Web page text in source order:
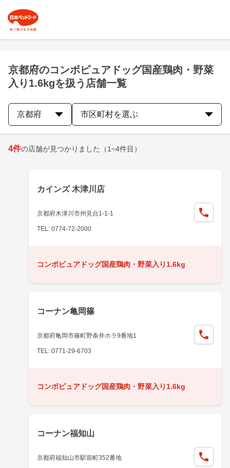
京都府のコンボピュアドッグ国産鶏肉・野菜
入り1.6kgを扱う店舗一覧
京都府 市区町村を選ぶ
4件の店舗が見つかりました （1~4件目）
カインズ 木津川店
京都府木津川市州見台1-1-1
TEL: 0774-72-2000
コンボピュアドッグ国産鶏肉・野菜入り1.6kg
コーナン亀岡篠
京都府亀岡市篠町野条井ホラ9番地1
TEL: 0771-29-6703
コンボピュアドッグ国産鶏肉・野菜入り1.6kg
コーナン福知山
京都府福知山市駅前町352番地